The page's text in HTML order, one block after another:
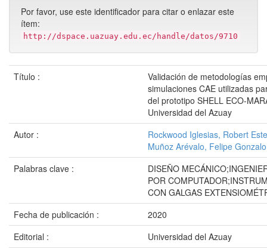
Por favor, use este identificador para citar o enlazar este
ítem:
http://dspace.uazuay.edu.ec/handle/datos/9710
Título :
Validación de metodologías
simulaciones CAE utilizadas
del prototipo SHELL ECO-
Universidad del Azuay
Autor :
Rockwood Iglesias, Robert
Muñoz Arévalo, Felipe Gonzalo
Palabras clave :
DISEÑO
POR
CON GALGAS
Fecha de publicación :
2020
Editorial :
Universidad del Azuay